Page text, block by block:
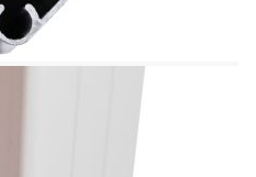
приложените анкерни
е чрез закрепването им
на шип за земя
полимерен
стомана